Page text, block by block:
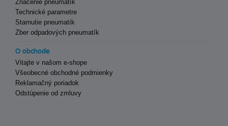
Značenie pneumatík
Technické parametre
Starnutie pneumatík
Zber odpadových pneumatík
O obchode
Vitajte v našom e-shope
Všeobecné obchodné podmienky
Reklamačný poriadok
Odstúpenie od zmluvy